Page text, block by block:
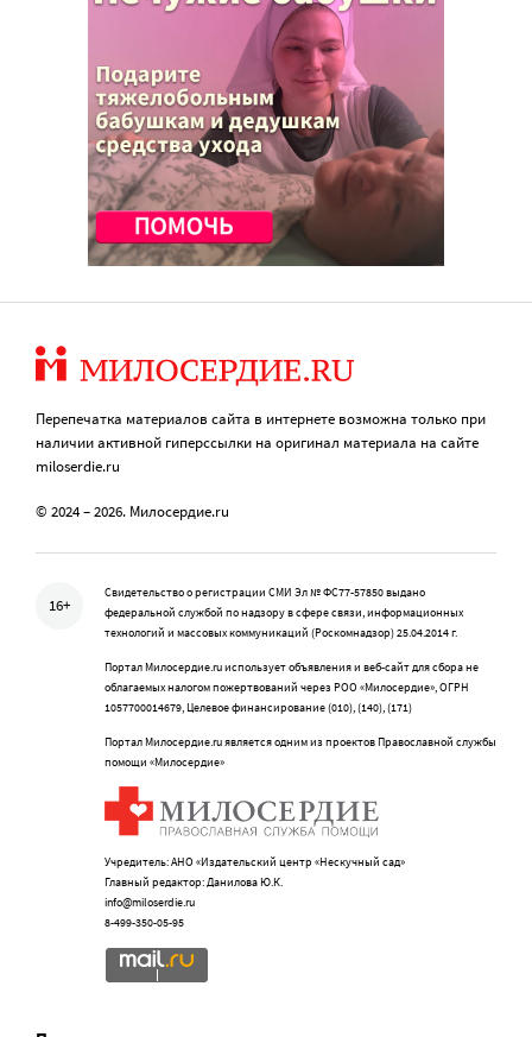
Перепечатка материалов сайта в интернете возможна только при
наличии активной гиперссылки на оригинал материала на сайте
miloserdie.ru
© 2024 – 2026. Милосердие.ru
16+
Свидетельство о регистрации СМИ Эл № ФС77-57850 выдано
федеральной службой по надзору в сфере связи, информационных
технологий и массовых коммуникаций (Роскомнадзор) 25.04.2014 г.
Портал Милосердие.ru использует объявления и веб-сайт для сбора не
облагаемых налогом пожертвований через РОО «Милосердие», ОГРН
1057700014679, Целевое финансирование (010), (140), (171)
Портал Милосердие.ru является одним из проектов Православной службы
помощи «Милосердие»
Учредитель: АНО «Издательский центр «Нескучный сад»
Главный редактор: Данилова Ю.К.
info@miloserdie.ru
8-499-350-05-95